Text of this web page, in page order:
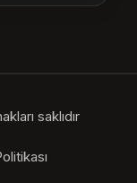
saklıdır